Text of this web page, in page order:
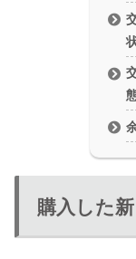
購入した